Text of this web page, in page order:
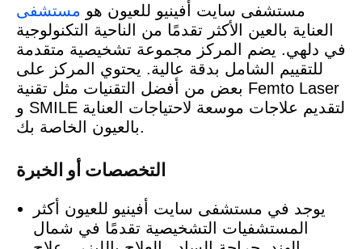
مستشفى سايت أفينيو للعيون هو مستشفى
العناية بالعين الأكثر تقدمًا من الناحية التكنولوجية
في دلهي. يضم المركز مجموعة تشخيصية متقدمة
للتقييم الشامل بدقة عالية. يحتوي المركز على
بعض من أفضل التقنيات مثل تقنية Femto Laser
و SMILE لتقديم علاجات موسعة لاحتياجات العناية
بالعيون الخاصة بك.
التخصصات أو الخبرة
يوجد في مستشفى سايت أفينيو للعيون أكثر
المستشفيات التشخيصية تقدمًا في شمال